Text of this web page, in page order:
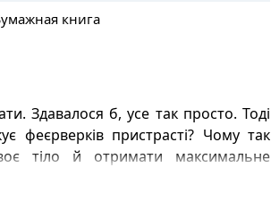
книга
Здавалося б, усе так просто. Тоді
феєрверків пристрасті? Чому так
тіло й отримати максимальне